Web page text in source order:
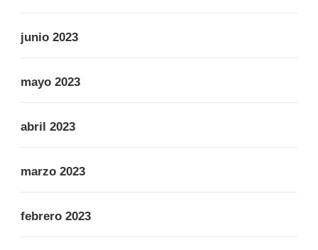
junio 2023
mayo 2023
abril 2023
marzo 2023
febrero 2023